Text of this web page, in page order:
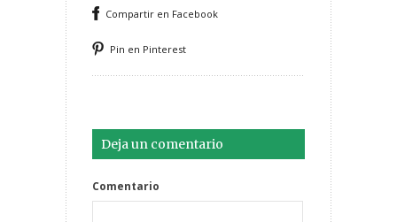
Compartir en Facebook
Pin en Pinterest
Deja un comentario
Comentario